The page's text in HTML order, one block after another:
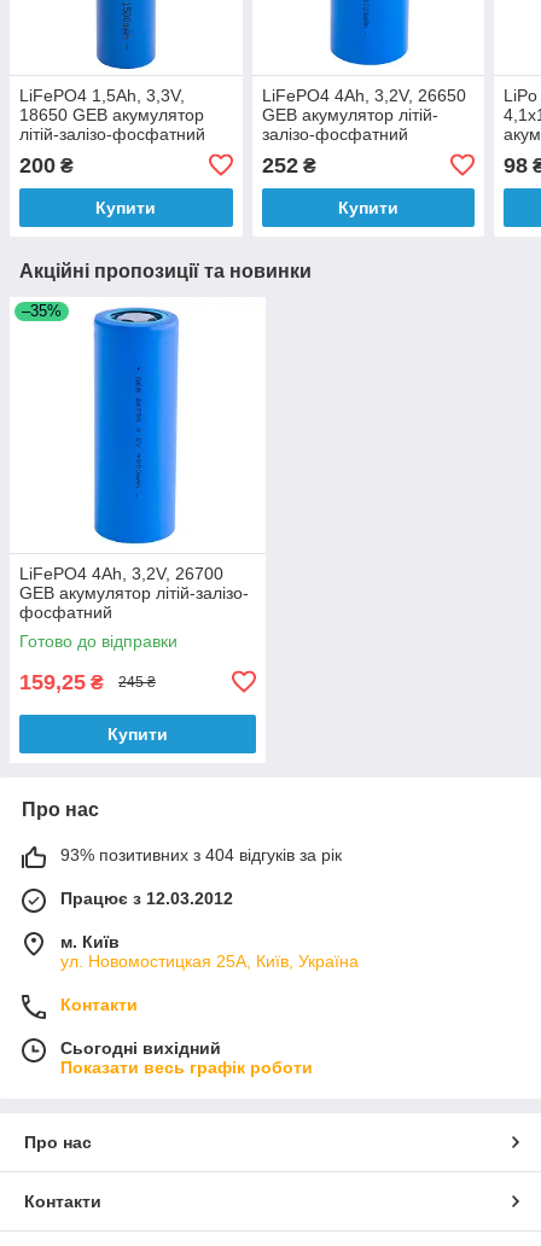
LiFePO4 1,5Ah, 3,3V,
18650 GEB акумулятор
літій-залізо-фосфатний
200 ₴
Купити
LiFePO4 4Ah, 3,2V, 26650
GEB акумулятор літій-
залізо-фосфатний
252₴
Купити
98
Акційні пропозиції та новинки
–35%
LiFePO4 4Ah, 3,2V, 26700
GEB акумулятор літій-залізо-
фосфатний
Готово до відправки
159,25 ₴ 245 ₴
Купити
Про нас
93% позитивних з 404 відгуків за рік
Працює з 12.03.2012
м. Київ
ул. Новомостицкая 25А, Київ, Україна
Контакти
Сьогодні вихідний
Показати весь графік роботи
Про нас
Контакти